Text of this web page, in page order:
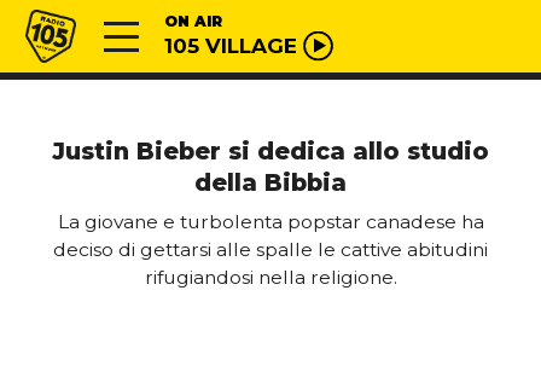
Vai al contenuto
Radio 105 ON AIR
105 VILLAGE
Justin Bieber si dedica allo studio
della Bibbia
La giovane e turbolenta popstar canadese ha
deciso di gettarsi alle spalle le cattive abitudini
rifugiandosi nella religione.